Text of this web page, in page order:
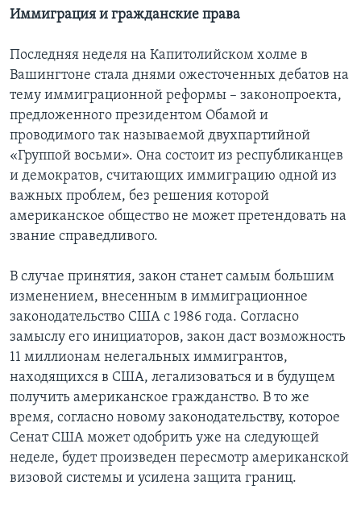
Иммиграция и гражданские права
Последняя неделя на Капитолийском холме в
Вашингтоне стала днями ожесточенных дебатов на
тему иммиграционной реформы – законопроекта,
предложенного президентом Обамой и
проводимого так называемой двухпартийной
«Группой восьми». Она состоит из республиканцев
и демократов, считающих иммиграцию одной из
важных проблем, без решения которой
американское общество не может претендовать на
звание справедливого.
В случае принятия, закон станет самым большим
изменением, внесенным в иммиграционное
законодательство США с 1986 года. Согласно
замыслу его инициаторов, закон даст возможность
11 миллионам нелегальных иммигрантов,
находящихся в США, легализоваться и в будущем
получить американское гражданство. В то же
время, согласно новому законодательству, которое
Сенат США может одобрить уже на следующей
неделе, будет произведен пересмотр американской
визовой системы и усилена защита границ.